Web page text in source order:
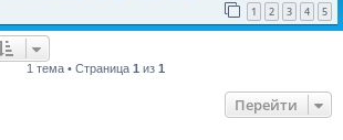
1 2 3 4 5
1 тема • Страница 1 из 1
Перейти